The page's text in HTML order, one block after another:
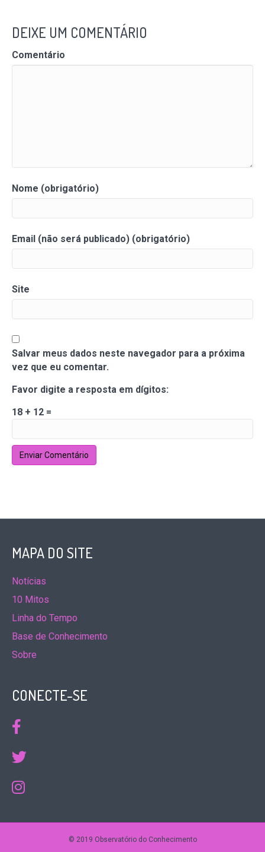
DEIXE UM COMENTÁRIO
Comentário
Nome (obrigatório)
Email (não será publicado) (obrigatório)
Site
Salvar meus dados neste navegador para a próxima
vez que eu comentar.
Favor digite a resposta em dígitos:
18 + 12 =
MAPA DO SITE
Notícias
10 Mitos
Linha do Tempo
Base de Conhecimento
Sobre
CONECTE-SE
© 2019 Observatório do Conhecimento